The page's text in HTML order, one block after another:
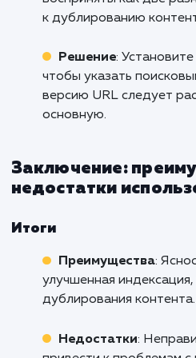
Неправильная
вызвать
дублирование,
сайта.
Частые ошибки и
Перенаправления и
Проблема:
или даже циклу,